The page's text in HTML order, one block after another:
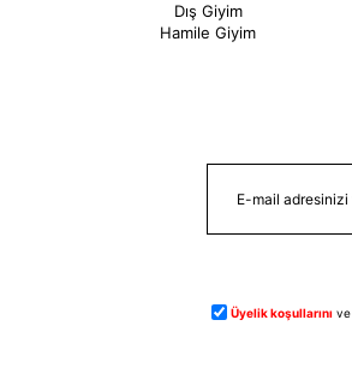
Dış Giyim
Hamile Giyim
Üyelik koşullarını ve